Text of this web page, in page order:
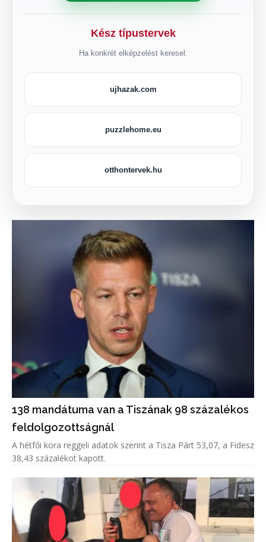
Kész típustervek
Ha konkrét elképzelést keresel:
ujhazak.com
puzzlehome.eu
otthontervek.hu
138 mandátuma van a Tiszának 98 százalékos
feldolgozottságnál
A hétfői kora reggeli adatok szerint a Tisza Párt 53,07, a Fidesz
38,43 százalékot kapott.